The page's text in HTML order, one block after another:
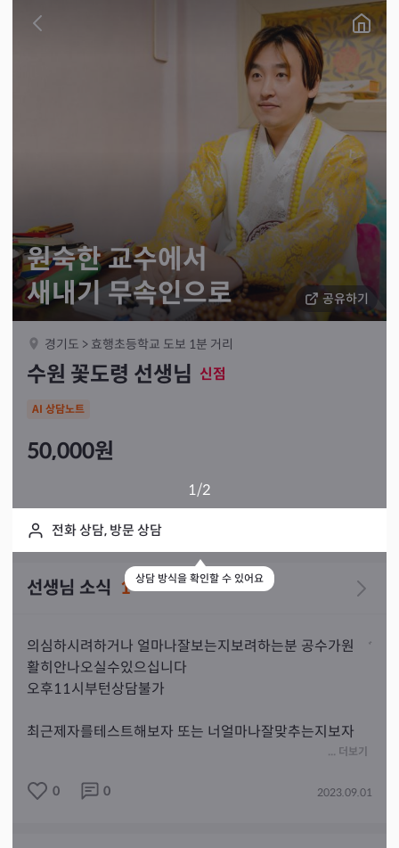
공유하기
원숙한 교수에서
새내기 무속인으로
경기도 > 효행초등학교 도보 1분 거리
수원 꽃도령 선생님 신점
AI 상담노트
50,000원
1/2
전화 상담, 방문 상담
상담 방식을 확인할 수 있어요
선생님 소식 1
의심하시려하거나 얼마나잘보는지보려하는분 공수가원
활히안나오실수있으십니다
오후11시부턴상담불가
최근제자를테스트해보자 또는 너얼마나잘맞추는지보자
그런마음을가지고계신다면 상담시간이서로불편해지는경
... 더보기
0 0 2023.09.01